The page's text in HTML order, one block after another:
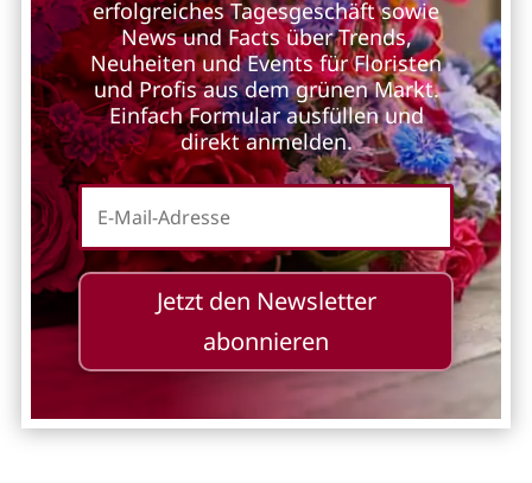
erfolgreiches Tagesgeschäft sowie
News und Facts über Trends,
Neuheiten und Events für Floristen
und Profis aus dem grünen Markt.
Einfach Formular ausfüllen und
direkt anmelden.
Jetzt den Newsletter
abonnieren